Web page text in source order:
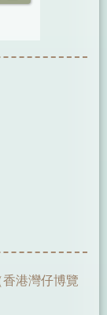
港灣仔博覽